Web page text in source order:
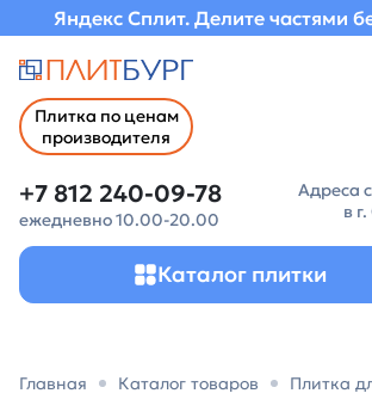
Яндекс Сплит. Делите частями
Плитка по ценам
производителя
+7 812 240-09-78
ежедневно 10.00-20.00
Адреса
в
Каталог плитки
Главная Каталог товаров Плитка